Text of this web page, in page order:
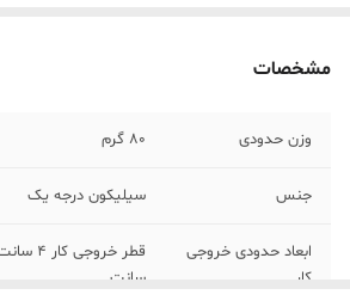
مشخصات
وزن حدودی 80 گرم
جنس سیلیکون درجه یک
ابعاد حدودی خروجی
کار
سانت